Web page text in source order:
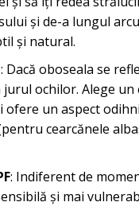
și de-a lungul
și natural.
: Dacă oboseala se
ochilor. Alege
ofere un aspect
cearcănele
: Indiferent de
și mai